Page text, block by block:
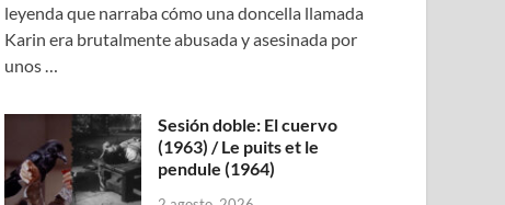
leyenda que narraba cómo una doncella llamada
Karin era brutalmente abusada y asesinada por
unos …
Sesión doble: El cuervo
(1963) / Le puits et le
pendule (1964)